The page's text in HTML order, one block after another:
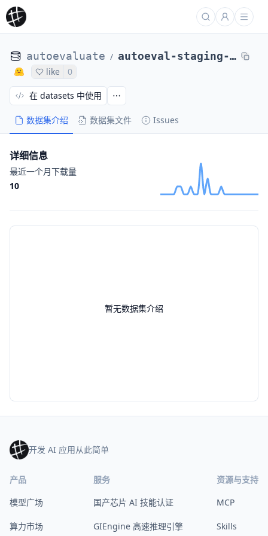
autoevaluate / autoeval-staging-eval-project-conll2003-bcf9fae4-10795451
like 0
数据集介绍 数据集文件 Issues
在 datasets 中使用
暂无数据集介绍
详细信息
最近一个月下载量
10
开发 AI 应用从此简单
产品
模型广场
算力市场
服务
国产芯片 AI 技能认证
GIEngine 高速推理引擎
资源与支持
MCP
Skills